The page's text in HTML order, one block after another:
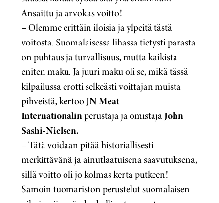
Ansaittu ja arvokas voitto!
– Olemme erittäin iloisia ja ylpeitä tästä
voitosta. Suomalaisessa lihassa tietysti parasta
on puhtaus ja turvallisuus, mutta kaikista
eniten maku. Ja juuri maku oli se, mikä tässä
kilpailussa erotti selkeästi voittajan muista
pihveistä, kertooJN Meat
Internationalinperustaja ja omistajaJohn
Sashi-Nielsen.
–Tätä voidaan pitää historiallisesti
merkittävänä ja ainutlaatuisena saavutuksena,
sillä voitto oli jo kolmas kerta putkeen!
Samoin tuomariston perustelut suomalaisen